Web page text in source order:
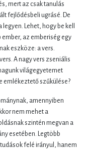
mert az csak tanulás
fejlődésbeli ugrásé. De
Lehet, hogy be kell
az emberiség egy
eszköze: a vers.
A nagy vers zseniális
világegyetemet
emlékeztető szűkülése?
amennyiben
nem mehet a
szintén megvan a
esetében. Legtöbb
felé irányul, hanem